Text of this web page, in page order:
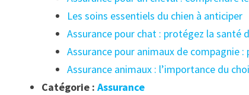
Les soins essentiels du chien à anticiper
Assurance pour chat : protégez la
Assurance pour animaux de compagnie
Assurance animaux : l’importance du
Catégorie :Assurance